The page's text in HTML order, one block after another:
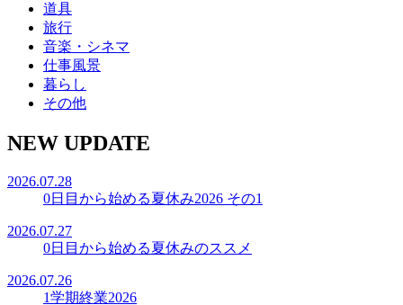
道具
旅行
音楽・シネマ
仕事風景
暮らし
その他
NEW UPDATE
2026.07.28
0日目から始める夏休み2026 その1
2026.07.27
0日目から始める夏休みのススメ
2026.07.26
1学期終業2026